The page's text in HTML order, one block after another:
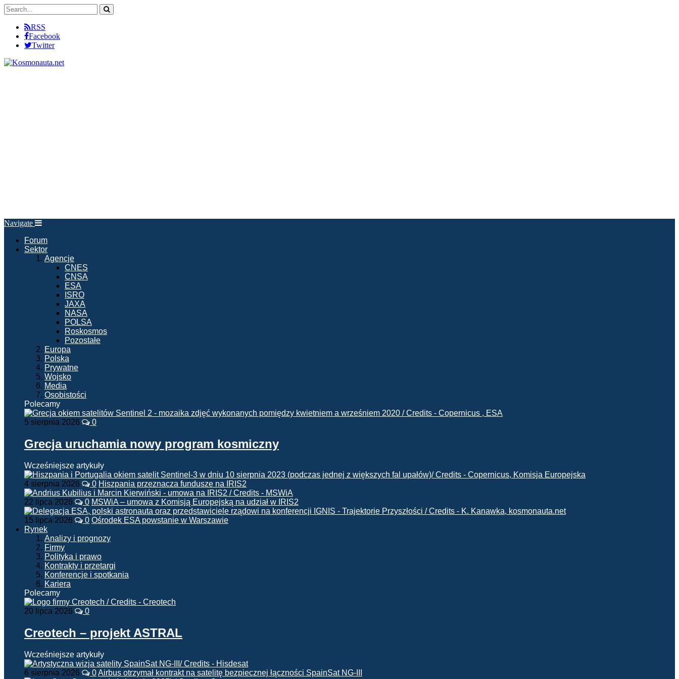
RSS
Facebook
Twitter
Navigate
Forum
Sektor
Agencje
CNES
CNSA
ESA
ISRO
JAXA
NASA
POLSA
Roskosmos
Pozostałe
Europa
Polska
Prywatne
Wojsko
Media
Osobistości
Polecamy
5 sierpnia 2026 0
Grecja uruchamia nowy program kosmiczny
Wcześniejsze artykuły
4 sierpnia 2026 0 Hiszpania przeznacza fundusze na IRIS2
22 lipca 2026 0 MSWiA – umowa z Komisją Europejską na udział w IRIS2
15 lipca 2026 0 Ośrodek ESA powstanie w Warszawie
Rynek
Analizy i prognozy
Firmy
Polityka i prawo
Kontrakty i przetargi
Konferencje i spotkania
Kariera
Polecamy
20 lipca 2026 0
Creotech – projekt ASTRAL
Wcześniejsze artykuły
6 sierpnia 2026 0Airbus otrzymał kontrakt na satelitę bezpiecznej łączności SpainSat NG-III